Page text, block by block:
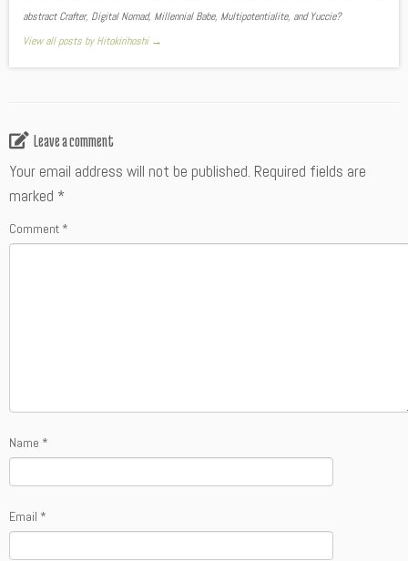
abstract Crafter, Digital Nomad, Millennial Babe, Multipotentialite, and Yuccie?
View all posts by Hitokirihoshi →
Leave a comment
Your email address will not be published. Required fields are
marked *
Comment *
Name *
Email *